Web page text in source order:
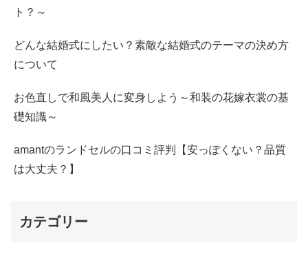
ト？～
どんな結婚式にしたい？素敵な結婚式のテーマの決め方
について
お色直しで和風美人に変身しよう～和装の花嫁衣裳の基
礎知識～
amantのランドセルの口コミ評判【安っぽくない？品質
は大丈夫？】
カテゴリー